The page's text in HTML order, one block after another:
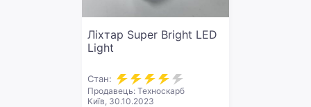
Ліхтар Super Bright LED
Light
Стан:
Продавець: Техноскарб
Київ, 30.10.2023